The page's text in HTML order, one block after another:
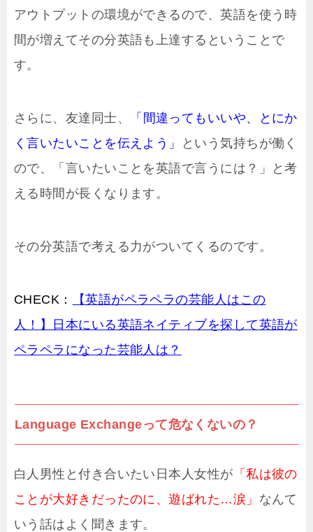
アウトプットの環境ができるので、英語を使う時
間が増えてその分英語も上達するということで
す。
さらに、友達同士、
「間違ってもいいや、とにか
く言いたいことを伝えよう」
という気持ちが働く
ので、「言いたいことを英語で言うには？」と考
える時間が長くなります。
その分英語で考える力がついてくるのです。
CHECK：
【英語がペラペラの芸能人はこの
人！】日本にいる英語ネイティブを探して英語が
ペラペラになった芸能人は？
Language Exchangeって危なくないの？
白人男性と付き合いたい日本人女性が 「私は彼の
ことが大好きだったのに、遊ばれた…涙」 なんて
いう話はよく聞きます。